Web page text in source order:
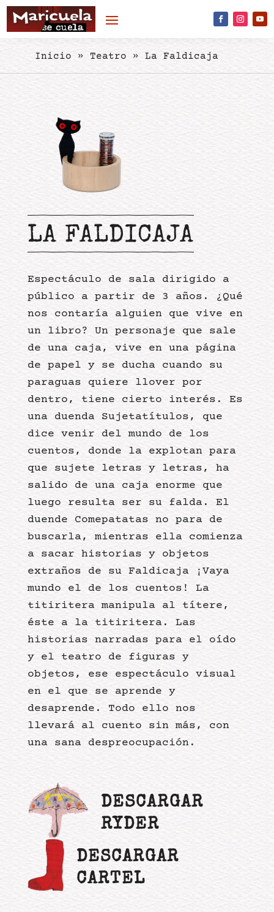
Skip to content
Inicio » Teatro » La Faldicaja
LA FALDICAJA
Espectáculo de sala dirigido a
público a partir de 3 años. ¿Qué
nos contaría alguien que vive en
un libro? Un personaje que sale
de una caja, vive en una página
de papel y se ducha cuando su
paraguas quiere llover por
dentro, tiene cierto interés. Es
una duenda Sujetatítulos, que
dice venir del mundo de los
cuentos, donde la explotan para
que sujete letras y letras, ha
salido de una caja enorme que
luego resulta ser su falda. El
duende Comepatatas no para de
buscarla, mientras ella comienza
a sacar historias y objetos
extraños de su Faldicaja ¡Vaya
mundo el de los cuentos! La
titiritera manipula al títere,
éste a la titiritera. Las
historias narradas para el oído
y el teatro de figuras y
objetos, ese espectáculo visual
en el que se aprende y
desaprende. Todo ello nos
llevará al cuento sin más, con
una sana despreocupación.
DESCARGAR
RYDER
DESCARGAR
CARTEL